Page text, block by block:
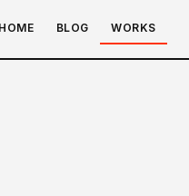
HOME BLOG WORKS